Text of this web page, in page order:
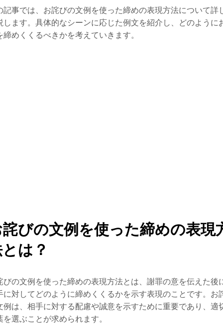
記事では、お詫びの文例を使った締めの表現方法について詳
します。具体的なシーンに応じた例文を紹介し、どのように
締めくくるべきかを考えていきます。
びの文例を使った締めの表現
は？
びの文例を使った締めの表現方法とは、謝罪の意を伝えた後
に対してどのように締めくくるかを示す表現のことです。お
例は、相手に対する配慮や誠意を示すために重要であり、適
を選ぶことが求められます。